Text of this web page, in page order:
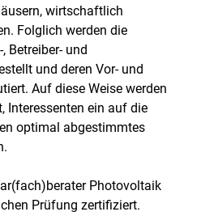
wirtschaftlich
Folglich werden die
Betreiber- und
und deren Vor- und
Auf diese Weise werden
Interessenten ein auf die
optimal abgestimmtes
Photovoltaik
Prüfung zertifiziert.